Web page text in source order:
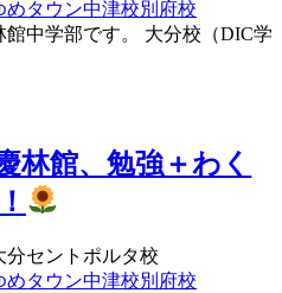
めタウン中津校別府校
中学部です。 大分校（DIC学
林館、勉強＋わく
分セントポルタ校
めタウン中津校別府校